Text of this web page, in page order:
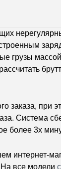
грузы
заказа, при
Система
более 3х
интернет-
все модели